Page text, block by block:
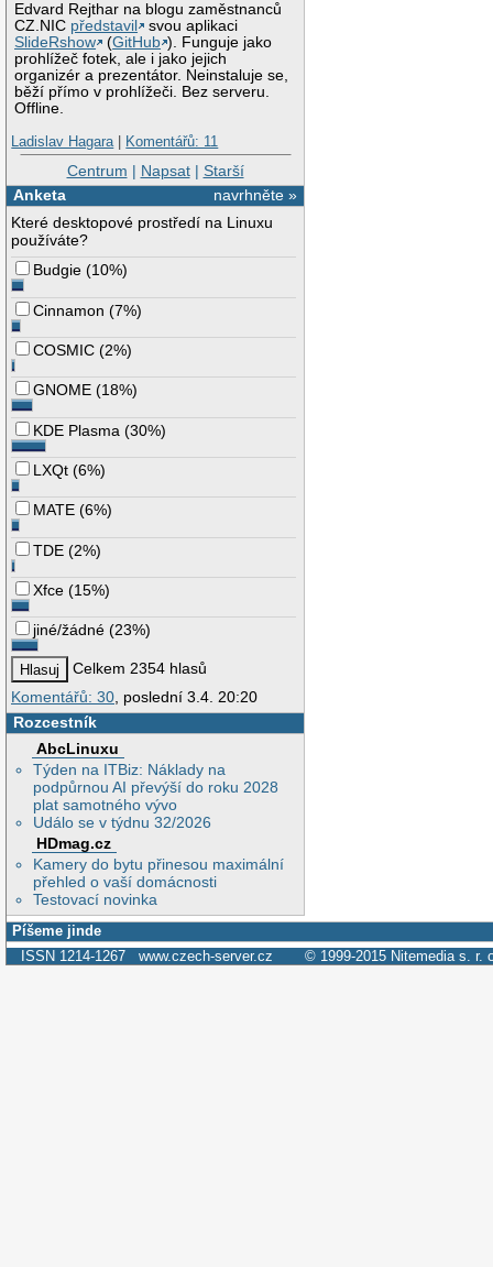
Edvard Rejthar na blogu zaměstnanců
CZ.NIC představil
svou aplikaci
SlideRshow
(GitHub ). Funguje jako
prohlížeč fotek, ale i jako jejich
organizér a prezentátor. Neinstaluje se,
běží přímo v prohlížeči. Bez serveru.
Offline.
Ladislav Hagara| Komentářů: 11
Centrum | Napsat| Starší
navrhněte »
Anketa
Které desktopové prostředí na Linuxu
používáte?
Budgie (10%)
Cinnamon (7%)
COSMIC (2%)
GNOME (18%)
KDE Plasma (30%)
LXQt (6%)
MATE (6%)
TDE (2%)
Xfce (15%)
jiné/žádné (23%)
Celkem 2354 hlasů
Komentářů: 30 , poslední 3.4. 20:20
Rozcestník
AbcLinuxu
Týden na ITBiz: Náklady na
podpůrnou AI převýší do roku 2028
plat samotného vývo
Událo se v týdnu 32/2026
HDmag.cz
Kamery do bytu přinesou maximální
přehled o vaší domácnosti
Testovací novinka
Píšeme jinde
ISSN 1214-1267 www.czech-server.cz © 1999-2015 Nitemedia s. r.